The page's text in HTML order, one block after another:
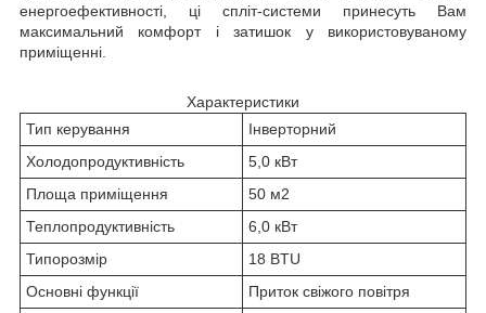
енергоефективності, ці спліт-системи принесуть Вам
максимальний комфорт і затишок у використовуваному
приміщенні.
Характеристики
Тип керування
Інверторний
Холодопродуктивність
5,0 кВт
Площа приміщення
50 м2
Теплопродуктивність
6,0 кВт
Типорозмір
18 BTU
Основні функції
Приток свіжого повітря